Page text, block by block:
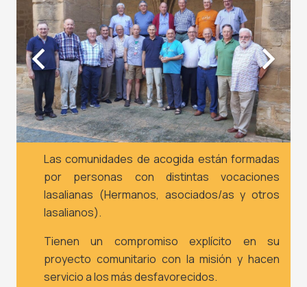
Las comunidades de acogida están formadas
por personas con distintas vocaciones
lasalianas (Hermanos, asociados/as y otros
lasalianos).
Tienen un compromiso explícito en su
proyecto comunitario con la misión y hacen
servicio a los más desfavorecidos.